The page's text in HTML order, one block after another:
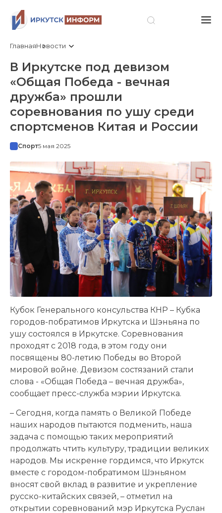
ГлавнаяНовости
В Иркутске под девизом
«Общая Победа - вечная
дружба» прошли
соревнования по ушу среди
спортсменов Китая и России
Спорт5 мая 2025
Кубок Генерального консульства КНР – Кубка
городов-побратимов Иркутска и Шэньяна по
ушу состоялся в Иркутске. Соревнования
проходят с 2018 года, в этом году они
посвящены 80-летию Победы во Второй
мировой войне. Девизом состязаний стали
слова - «Общая Победа – вечная дружба»,
сообщает пресс-служба мэрии Иркутска.
– Сегодня, когда память о Великой Победе
наших народов пытаются подменить, наша
задача с помощью таких мероприятий
продолжать чтить культуру, традиции великих
народов. Мы искренне гордимся, что Иркутск
вместе с городом-побратимом Шэньяном
вносят свой вклад в развитие и укрепление
русско-китайских связей, – отметил на
открытии соревнований мэр Иркутска Руслан